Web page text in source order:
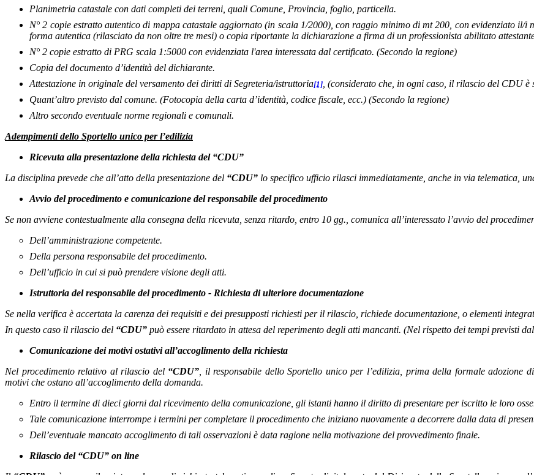
Planimetria catastale con dati completi dei terreni, quali Comune, Provincia, foglio, particella.
N° 2 copie estratto autentico di mappa catastale aggiornato (in scala 1/2000), con raggio minimo di mt 200, con evidenziato il/
forma autentica (rilasciato da non oltre tre mesi) o copia riportante la dichiarazione a firma di un professionista abilitato
N° 2 copie estratto di PRG scala 1:5000 con evidenziata l'area interessata dal certificato. (Secondo la regione)
Copia del documento d’identità del dichiarante.
Attestazione in originale del versamento dei diritti di Segreteria/istruttoria[1], (considerato che, in ogni caso, il rilascio del CDU
Quant’altro previsto dal comune. (Fotocopia della carta d’identità, codice fiscale, ecc.) (Secondo la regione)
Altro secondo eventuale norme regionali e comunali.
Adempimenti dello Sportello unico per l’edilizia
Ricevuta alla presentazione della richiesta del “CDU”
La disciplina prevede che all’atto della presentazione del “CDU” lo specifico ufficio rilasci immediatamente, anche in via telematica,
Avvio del procedimento e comunicazione del responsabile del procedimento
Se non avviene contestualmente alla consegna della ricevuta, senza ritardo, entro 10 gg., comunica all’interessato l’avvio del
Dell’amministrazione competente.
Della persona responsabile del procedimento.
Dell’ufficio in cui si può prendere visione degli atti.
Istruttoria del responsabile del procedimento - Richiesta di ulteriore documentazione
Se nella verifica è accertata la carenza dei requisiti e dei presupposti richiesti per il rilascio, richiede documentazione, o elementi
In questo caso il rilascio del “CDU” può essere ritardato in attesa del reperimento degli atti mancanti. (Nel rispetto dei tempi previsti
Comunicazione dei motivi ostativi all’accoglimento della richiesta
Nel procedimento relativo al rilascio del “CDU”, il responsabile dello Sportello unico per l’edilizia, prima della formale adozione
motivi che ostano all’accoglimento della domanda.
Entro il termine di dieci giorni dal ricevimento della comunicazione, gli istanti hanno il diritto di presentare per iscritto le loro
Tale comunicazione interrompe i termini per completare il procedimento che iniziano nuovamente a decorrere dalla data di
Dell’eventuale mancato accoglimento di tali osservazioni è data ragione nella motivazione del provvedimento finale.
Rilascio del “CDU” on line